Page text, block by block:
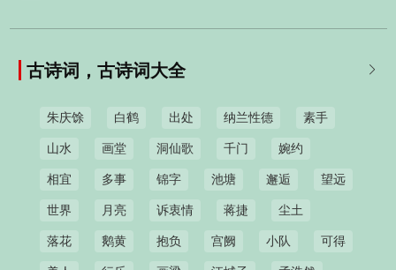

古诗词，古诗词大全
朱庆馀 白鹤 出处 纳兰性德 素手
山水 画堂 洞仙歌 千门 婉约
相宜 多事 锦字 池塘 邂逅 望远
世界 月亮 诉衷情 蒋捷 尘土
落花 鹅黄 抱负 宫阙 小队 可得